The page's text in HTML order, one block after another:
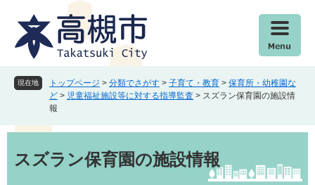
現在地 トップページ > 分類でさがす > 子育て・教育 > 保育所・幼稚園な
ど > 児童福祉施設等に対する指導監査 > スズラン保育園の施設情
報
スズラン保育園の施設情報